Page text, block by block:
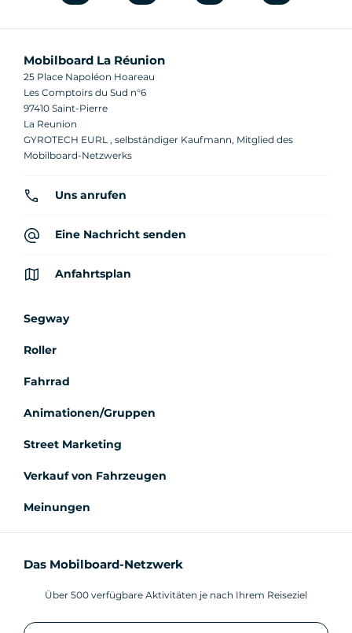
Mobilboard La Réunion
25 Place Napoléon Hoareau
Les Comptoirs du Sud n°6
97410 Saint-Pierre
La Reunion
GYROTECH EURL , selbständiger Kaufmann, Mitglied des
Mobilboard-Netzwerks
Uns anrufen
Eine Nachricht senden
Anfahrtsplan
Segway
Roller
Fahrrad
Animationen/Gruppen
Street Marketing
Verkauf von Fahrzeugen
Meinungen
Das Mobilboard-Netzwerk
Über 500 verfügbare Aktivitäten je nach Ihrem Reiseziel